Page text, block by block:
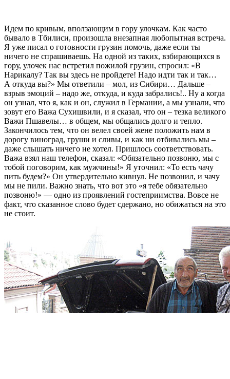
Идем по кривым, вползающим в гору улочкам. Как часто
бывало в Тбилиси, произошла внезапная любопытная встреча.
Я уже писал о готовности грузин помочь, даже если ты
ничего не спрашиваешь. На одной из таких, взбирающихся в
гору, улочек нас встретил пожилой грузин, спросил: «В
Нарикалу? Так вы здесь не пройдете! Надо идти так и так…
А откуда вы?» Мы ответили – мол, из Сибири… Дальше –
взрыв эмоций – надо же, откуда, и куда забрались!.. Ну а когда
он узнал, что я, как и он, служил в Германии, а мы узнали, что
зовут его Важа Сухишвили, и я сказал, что он – тезка великого
Важи Пшавелы… в общем, мы общались долго и тепло.
Закончилось тем, что он велел своей жене положить нам в
дорогу виноград, груши и сливы, и как ни отбивались мы –
даже слышать ничего не хотел. Пришлось соответствовать.
Важа взял наш телефон, сказал: «Обязательно позвоню, мы с
тобой поговорим, как мужчины!» Я уточнил: «То есть чачу
пить будем?» Он утвердительно кивнул. Не позвонил, и чачу
мы не пили. Важно знать, что вот это «я тебе обязательно
позвоню!» — одно из проявлений гостеприимства. Вовсе не
факт, что сказанное слово будет сдержано, но обижаться на это
не стоит.